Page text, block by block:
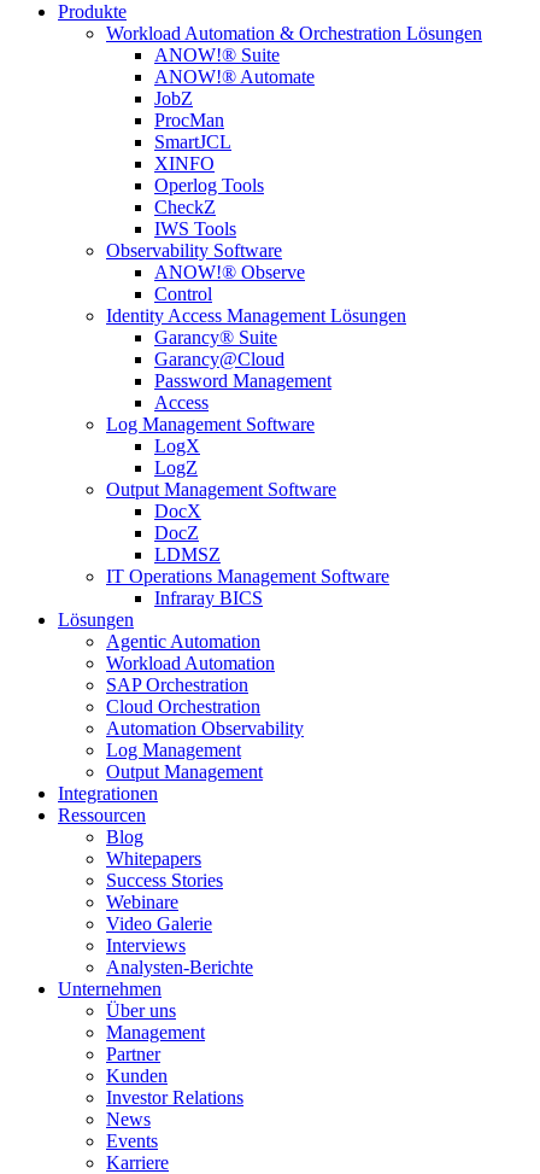
Produkte
Workload Automation & Orchestration Lösungen
ANOW!® Suite
ANOW!® Automate
JobZ
ProcMan
SmartJCL
XINFO
Operlog Tools
CheckZ
IWS Tools
Observability Software
ANOW!® Observe
Control
Identity Access Management Lösungen
Garancy® Suite
Garancy@Cloud
Password Management
Access
Log Management Software
LogX
LogZ
Output Management Software
DocX
DocZ
LDMSZ
IT Operations Management Software
Infraray BICS
Lösungen
Agentic Automation
Workload Automation
SAP Orchestration
Cloud Orchestration
Automation Observability
Log Management
Output Management
Integrationen
Ressourcen
Blog
Whitepapers
Success Stories
Webinare
Video Galerie
Interviews
Analysten-Berichte
Unternehmen
Über uns
Management
Partner
Kunden
Investor Relations
News
Events
Karriere